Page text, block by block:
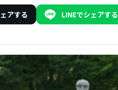
アする LINEでシェアする